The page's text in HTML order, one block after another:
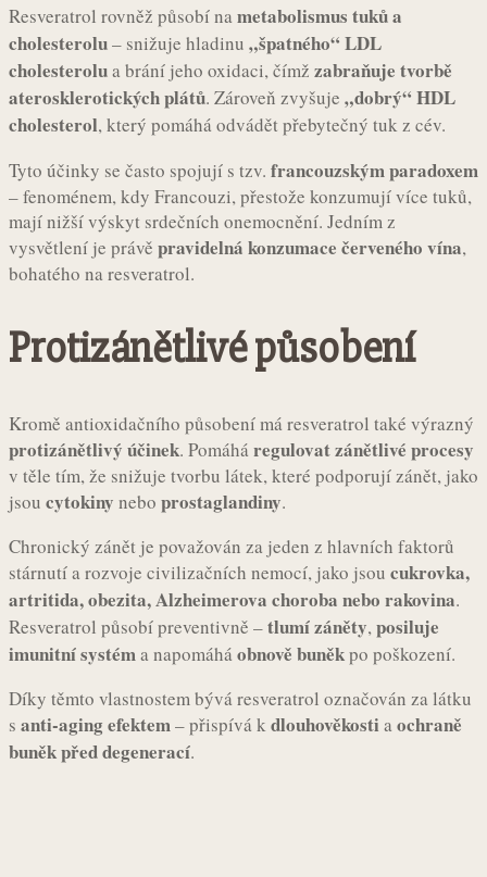
Resveratrol rovněž působí nametabolismus tuků a
cholesterolu– snižuje hladinu „špatného“ LDL
cholesterolua brání jeho oxidaci, čímž zabraňuje tvorbě
aterosklerotických plátů. Zároveň zvyšuje „dobrý“ HDL
cholesterol, který pomáhá odvádět přebytečný tuk z cév.
Tyto účinky se často spojují s tzv. francouzským paradoxem
– fenoménem, kdy Francouzi, přestože konzumují více tuků,
mají nižší výskyt srdečních onemocnění. Jedním z
vysvětlení je právě pravidelná konzumace červeného vína,
bohatého na resveratrol.
Protizánětlivé působení
Kromě antioxidačního působení má resveratrol také výrazný
protizánětlivý účinek. Pomáháregulovat zánětlivé procesy
v těle tím, že snižuje tvorbu látek, které podporují zánět, jako
jsou cytokiny nebo prostaglandiny.
Chronický zánět je považován za jeden z hlavních faktorů
stárnutí a rozvoje civilizačních nemocí, jako jsou cukrovka,
artritida, obezita, Alzheimerova choroba nebo rakovina.
Resveratrol působí preventivně –tlumí záněty,posiluje
imunitní systéma napomáháobnově buněkpo poškození.
Díky těmto vlastnostem bývá resveratrol označován za látku
s anti-aging efektem– přispívá kdlouhověkosti aochraně
buněk před degenerací.